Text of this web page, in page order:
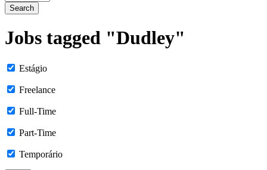
Search
Jobs tagged "Dudley"
Estágio
Freelance
Full-Time
Part-Time
Temporário